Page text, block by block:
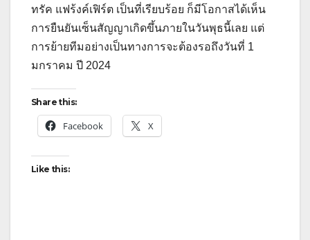
ทรัค แฟร้งค์เฟิร์ต เป็นที่เรียบร้อย ก็มีโอกาสได้เห็น
การยืนยันเซ็นสัญญาเกิดขึ้นภายในวันพุธนี้เลย แต่
การย้ายทีมอย่างเป็นทางการจะต้องรอถึงวันที่ 1
มกราคม ปี 2024
Share this:
Facebook X
Like this: